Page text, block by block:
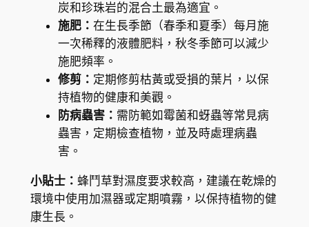
炭和珍珠岩的混合土最為適宜。
施肥： 在生長季節（春季和夏季）每月施
一次稀釋的液體肥料，秋冬季節可以減少
施肥頻率。
修剪： 定期修剪枯黃或受損的葉片，以保
持植物的健康和美觀。
防病蟲害： 需防範如霉菌和蚜蟲等常見病
蟲害，定期檢查植物，並及時處理病蟲
害。
小貼士： 蜂鬥草對濕度要求較高，建議在乾燥的
環境中使用加濕器或定期噴霧，以保持植物的健
康生長。